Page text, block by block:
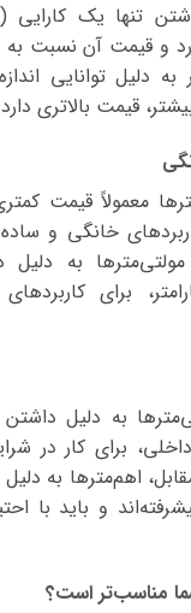
تنها یک کارایی
و قیمت آن نسبت به
دلیل توانایی
قیمت بالاتری
معمولاً قیمت
خانگی و ساده
مولتی‌مترها به دلیل
برای
به دلیل
برای کار در
اهم‌مترها به
و باید با
مناسب‌تر است؟